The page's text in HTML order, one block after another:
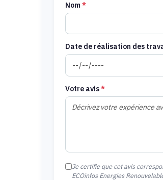
Nom*
Date de réalisation des
Votre avis*
Je certifie que cet avis
ECOinfos Energies